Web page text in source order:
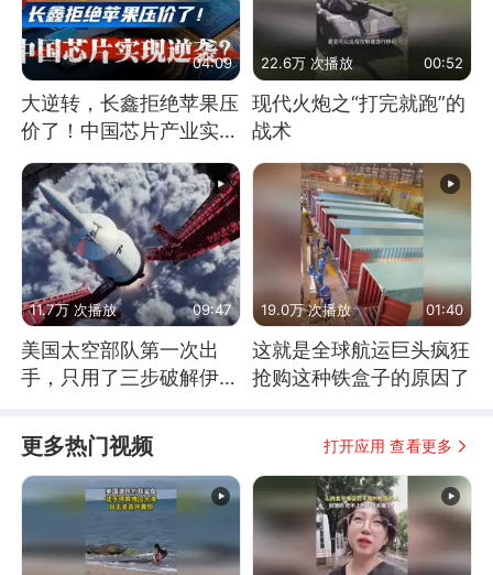
04:09
大逆转，长鑫拒绝苹果压
价了！中国芯片产业实现
怎样的逆袭？
22.6万 次播放 00:52
现代火炮之“打完就跑”的
战术
11.7万 次播放 09:47
美国太空部队第一次出
手，只用了三步破解伊朗
19.0万 次播放 01:40
这就是全球航运巨头疯狂
抢购这种铁盒子的原因了
更多热门视频 打开应用 查看更多